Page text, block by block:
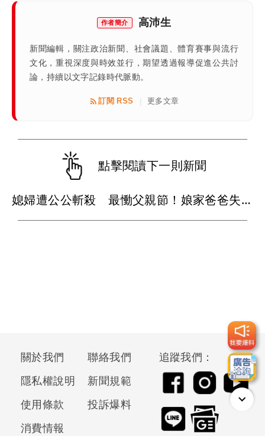
作者簡介 高沛生
新聞編輯，關注政治新聞、社會議題、體育賽事與流行
文化，重視深度與時效並行，期望透過報導促進公共討
論，持續以文字記錄時代脈動。
訂閱 RSS 更多文章
點擊閱讀下一則新聞
媳婦遭公公斬殺 最慟父親節！娘家爸爸失眠就奔殯儀館...
關於我們
聯絡我們
隱私權說明
新聞規範
使用條款
投訴爆料
消費情報
追蹤我們：